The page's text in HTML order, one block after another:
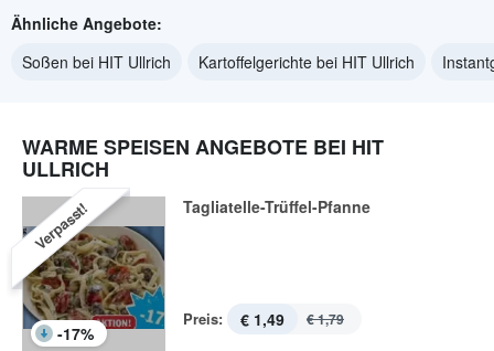
Ähnliche Angebote:
Soßen bei HIT Ullrich
Kartoffelgerichte bei HIT Ullrich
WARME SPEISEN ANGEBOTE BEI HIT
ULLRICH
Verpasst!
-17%
Tagliatelle-Trüffel-Pfanne
Preis: € 1,49 € 1,79